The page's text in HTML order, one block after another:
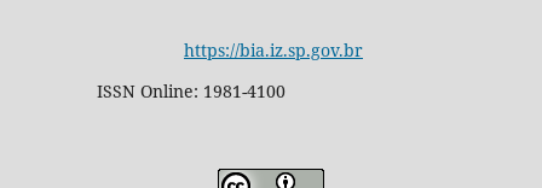
https://bia.iz.sp.gov.br
ISSN Online: 1981-4100